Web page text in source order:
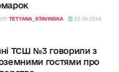
TETYANA_STAVINSKA 22.09.2016
ТСШ №3 говорили з
гостями про